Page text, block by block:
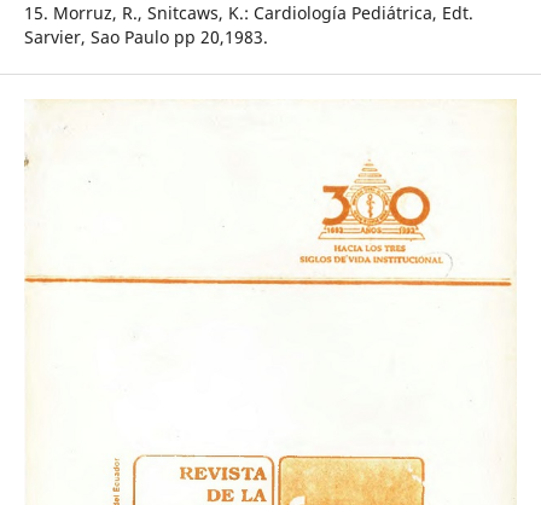
15. Morruz, R., Snitcaws, K.: Cardiología Pediátrica, Edt.
Sarvier, Sao Paulo pp 20,1983.